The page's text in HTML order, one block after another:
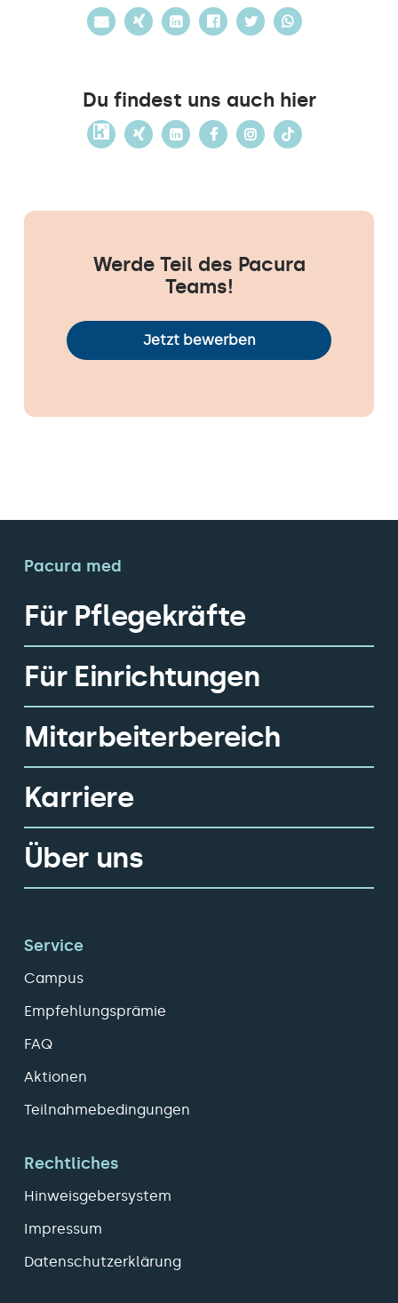
Du findest uns auch hier
Werde Teil des Pacura
Teams!
Jetzt bewerben
Pacura med
Für Pflegekräfte
Für Einrichtungen
Mitarbeiterbereich
Karriere
Über uns
Service
Campus
Empfehlungsprämie
FAQ
Aktionen
Teilnahmebedingungen
Rechtliches
Hinweisgebersystem
Impressum
Datenschutzerklärung